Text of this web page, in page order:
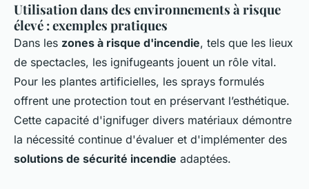
Utilisation dans des environnements à risque
élevé : exemples pratiques
Dans les zones à risque d'incendie, tels que les lieux
de spectacles, les ignifugeants jouent un rôle vital.
Pour les plantes artificielles, les sprays formulés
offrent une protection tout en préservant l’esthétique.
Cette capacité d'ignifuger divers matériaux démontre
la nécessité continue d'évaluer et d'implémenter des
solutions de sécurité incendie adaptées.